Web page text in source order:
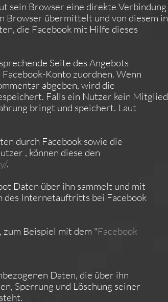
sein Browser eine direkte Verbindung
Browser übermittelt und von diesem in
die Facebook mit Hilfe dieses
Seite des Angebots
Konto zuordnen. Wenn
abgeben, wird die
Falls ein Nutzer kein Mitglied
bringt und speichert. Laut
durch Facebook sowie die
, können diese den
.
Daten über ihn sammelt und mit
des Internetauftritts bei Facebook
Beispiel mit dem "Facebook
Daten, die über ihn
Sperrung und Löschung seiner